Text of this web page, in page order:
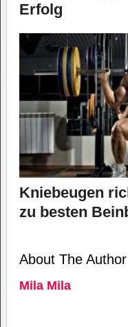
Erfolg
Kniebeugen
zu besten
About The Author
Mila Mila